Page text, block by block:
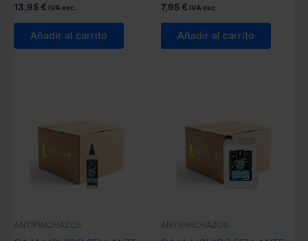
13,95 € IVA exc.
Añadir al carrito
7,95 € IVA exc.
Añadir al carrito
ANTIPINCHAZOS ANTIPINCHAZOS